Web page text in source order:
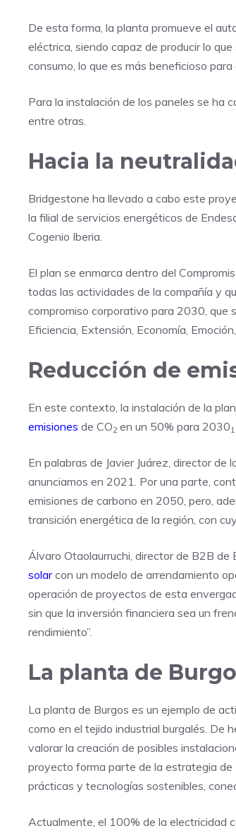
De esta forma, la planta promueve el
eléctrica, siendo capaz de producir lo
consumo, lo que es más beneficioso
Para la instalación de los paneles se ha
entre otras.
Hacia la
Bridgestone ha llevado a cabo este
la filial de servicios energéticos de
Cogenio Iberia.
El plan se enmarca dentro del
todas las actividades de la compañía y
compromiso corporativo para 2030, que
Eficiencia, Extensión, Economía,
Reducción de
En este contexto, la instalación de la
emisiones de CO2 en un 50% para 20301
En palabras de Javier Juárez, director
anunciamos en 2021. Por una parte,
emisiones de carbono en 2050, pero,
transición energética de la región, con
Álvaro Otaolaurruchi, director de B2B
solarcon un modelo de arrendamiento
operación de proyectos de esta
sin que la inversión financiera sea un
rendimiento”.
La planta de
La planta de Burgos es un ejemplo de
como en el tejido industrial burgalés. De
valorar la creación de posibles
proyecto forma parte de la estrategia
prácticas y tecnologías sostenibles,
Actualmente, el 100% de la electricidad